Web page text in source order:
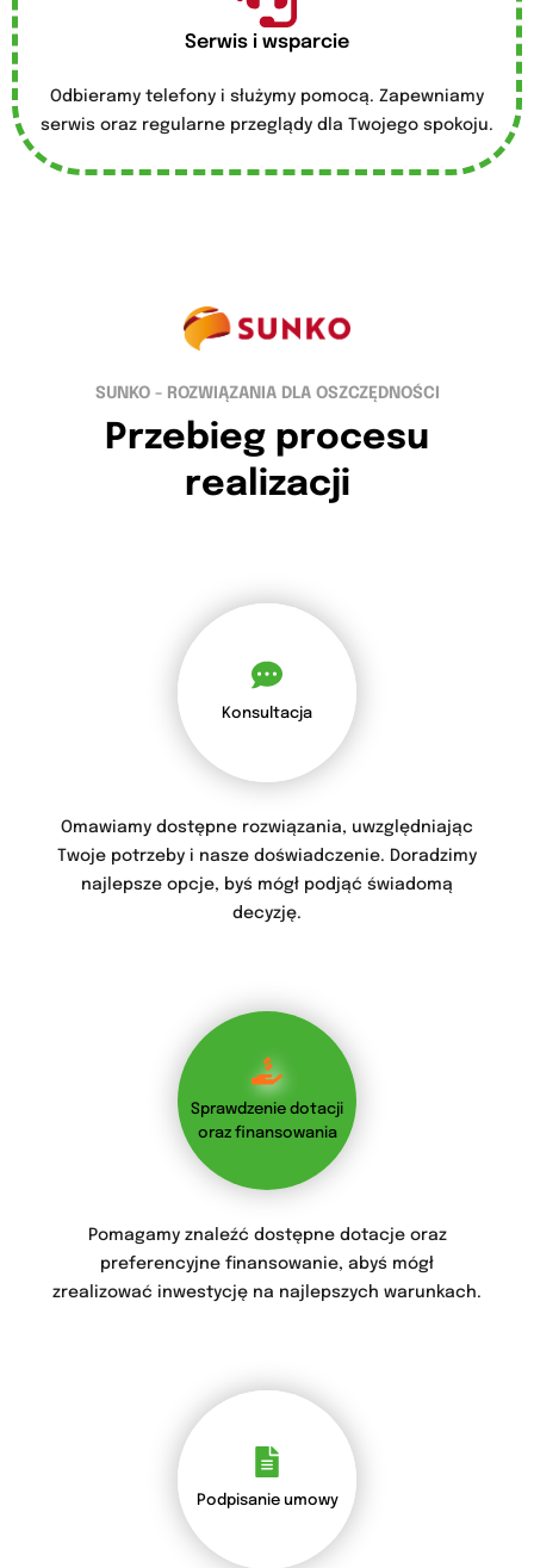
Serwis i wsparcie
Odbieramy telefony i służymy pomocą. Zapewniamy
serwis oraz regularne przeglądy dla Twojego spokoju.
SUNKO - ROZWIĄZANIA DLA OSZCZĘDNOŚCI
Przebieg procesu
realizacji
Konsultacja
Omawiamy dostępne rozwiązania, uwzględniając
Twoje potrzeby i nasze doświadczenie. Doradzimy
najlepsze opcje, byś mógł podjąć świadomą
decyzję.
Sprawdzenie dotacji
oraz finansowania
Pomagamy znaleźć dostępne dotacje oraz
preferencyjne finansowanie, abyś mógł
zrealizować inwestycję na najlepszych warunkach.
Podpisanie umowy